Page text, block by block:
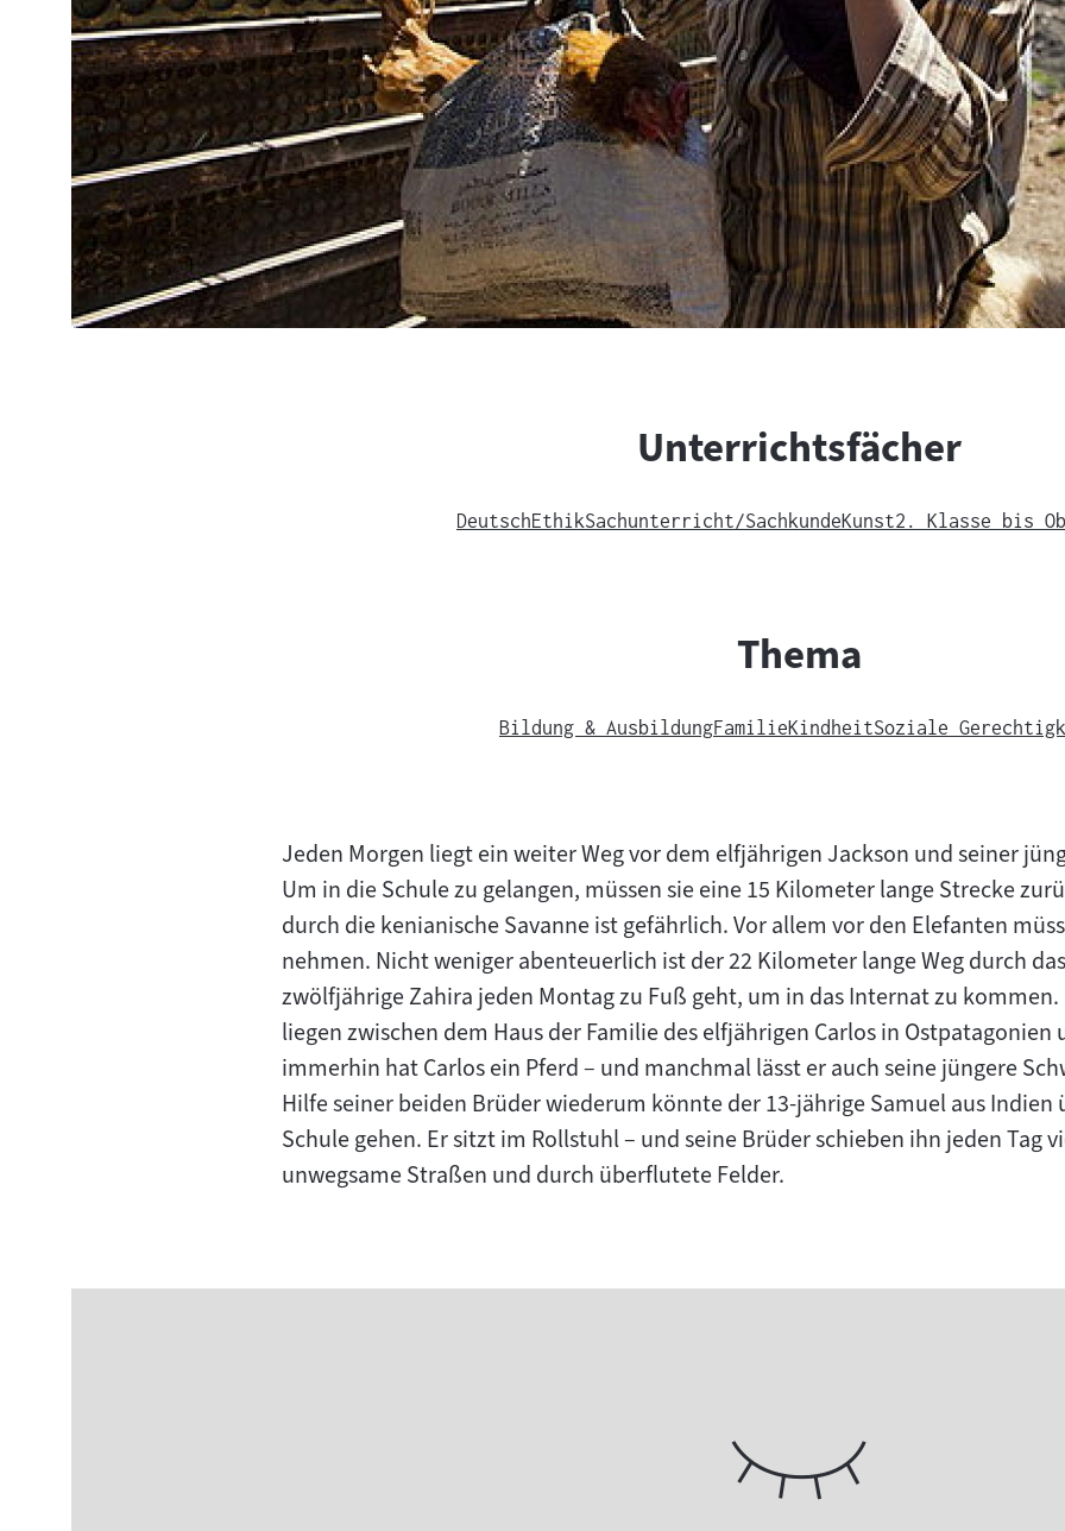
Unterrichtsfächer
DeutschEthikSachunterricht/SachkundeKunst2. Klasse bis
Thema
Bildung & AusbildungFamilieKindheitSoziale
Jeden Morgen liegt ein weiter Weg vor dem elfjährigen Jackson und seiner
Um in die Schule zu gelangen, müssen sie eine 15 Kilometer lange Strecke
durch die kenianische Savanne ist gefährlich. Vor allem vor den Elefanten
nehmen. Nicht weniger abenteuerlich ist der 22 Kilometer lange Weg durch
zwölfjährige Zahira jeden Montag zu Fuß geht, um in das Internat zu
liegen zwischen dem Haus der Familie des elfjährigen Carlos in Ostpatagonien
immerhin hat Carlos ein Pferd – und manchmal lässt er auch seine jüngere
Hilfe seiner beiden Brüder wiederum könnte der 13-jährige Samuel aus
Schule gehen. Er sitzt im Rollstuhl – und seine Brüder schieben ihn jeden Tag
unwegsame Straßen und durch überflutete Felder.